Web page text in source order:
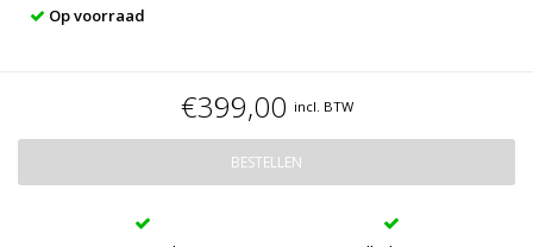
Op voorraad
€399,00 incl. BTW
BESTELLEN